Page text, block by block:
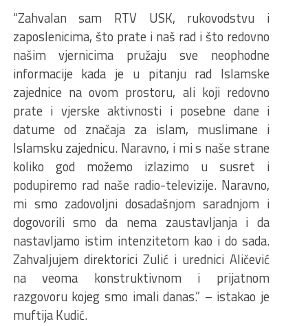
“Zahvalan sam RTV USK, rukovodstvu i
zaposlenicima, što prate i naš rad i što redovno
našim vjernicima pružaju sve neophodne
informacije kada je u pitanju rad Islamske
zajednice na ovom prostoru, ali koji redovno
prate i vjerske aktivnosti i posebne dane i
datume od značaja za islam, muslimane i
Islamsku zajednicu. Naravno, i mi s naše strane
koliko god možemo izlazimo u susret i
podupiremo rad naše radio-televizije. Naravno,
mi smo zadovoljni dosadašnjom saradnjom i
dogovorili smo da nema zaustavljanja i da
nastavljamo istim intenzitetom kao i do sada.
Zahvaljujem direktorici Zulić i urednici Aličević
na veoma konstruktivnom i prijatnom
razgovoru kojeg smo imali danas.” – istakao je
muftija Kudić.